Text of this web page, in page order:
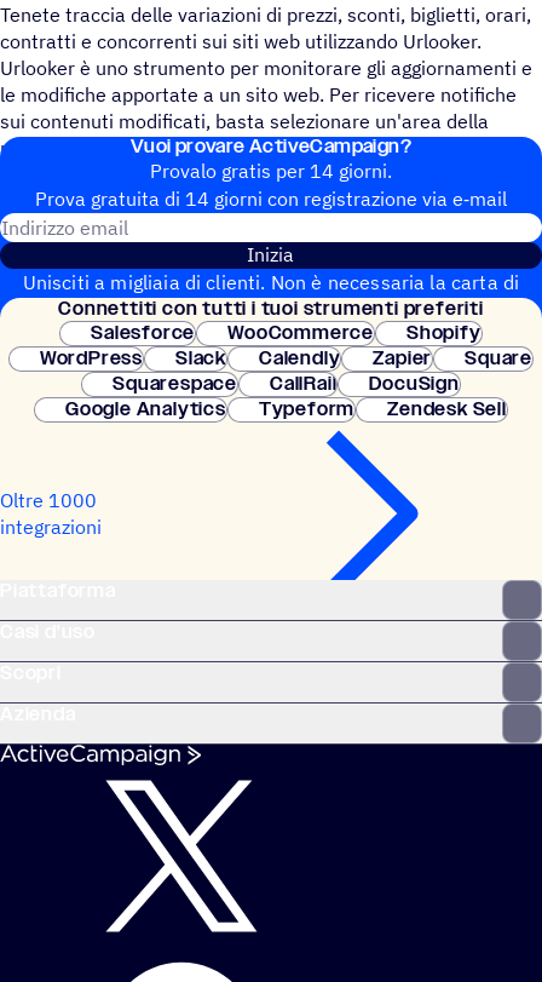
Tenete traccia delle variazioni di prezzi, sconti, biglietti, orari,
contratti e concorrenti sui siti web utilizzando Urlooker.
Urlooker è uno strumento per monitorare gli aggiornamenti e
le modifiche apportate a un sito web. Per ricevere notifiche
sui contenuti modificati, basta selezionare un'area della
pagina e lasciare che Urlooker faccia il resto.
Vuoi provare ActiveCampaign?
Provalo gratis per 14 giorni.
Prova gratuita di 14 giorni con regi­stra­zione via e‑mail
Inizia
Unisciti a migliaia di clienti. Non è necessaria la carta di
credito. Configurazione istantanea.
Connet­titi con tutti i tuoi strumenti preferiti
Salesforce
WooCommerce
Shopify
WordPress
Slack Calendly Zapier
Square
Squarespace
CallRail
DocuSign
Google Analytics
Typeform Zendesk Sell
Oltre 1000
integrazioni